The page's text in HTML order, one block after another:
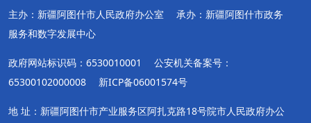
主办：新疆阿图什市人民政府办公室
承办：新疆阿图什市政务
服务和数字发展中心
政府网站标识码：6530010001
公安机关备案号：
65300102000008
新ICP备06001574号
地 址：新疆阿图什市产业服务区阿扎克路18号院市人民政府办公